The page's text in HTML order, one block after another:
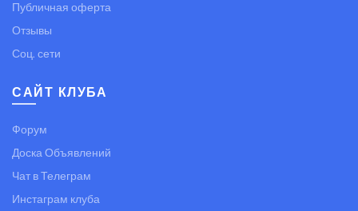
Публичная оферта
Отзывы
Соц. сети
САЙТ КЛУБА
Форум
Доска Объявлений
Чат в Телеграм
Инстаграм клуба